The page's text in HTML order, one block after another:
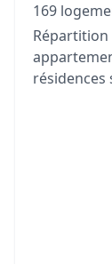
169
résidences